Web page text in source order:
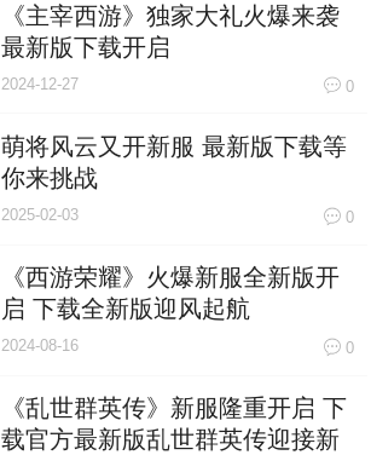
《主宰西游》独家大礼火爆来袭
最新版下载开启
2024-12-27 0
萌将风云又开新服 最新版下载等
你来挑战
2025-02-03 0
《西游荣耀》火爆新服全新版开
启 下载全新版迎风起航
2024-08-16 0
《乱世群英传》新服隆重开启 下
载官方最新版乱世群英传迎接新